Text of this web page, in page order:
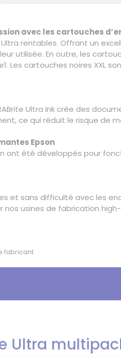
avec les cartouches
Ultra rentables. Offrant un
utilisée. En outre, les
Les cartouches noires
Ultra Ink crée des
ce qui réduit le risque de
Epson
ont été développés pour
et sans difficulté avec les
nos usines de fabrication
fabricant
Ultra